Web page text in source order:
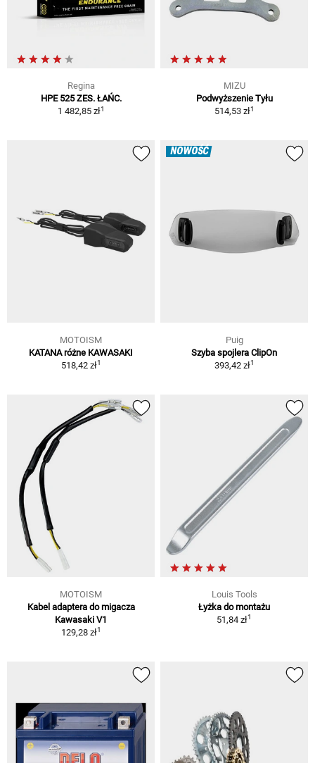
Regina
HPE 525 ZES. ŁAŃC.
1 482,85 zł1
MIZU
Podwyższenie Tyłu
514,53 zł1
MOTOISM
KATANA różne KAWASAKI
518,42 zł1
NOWOŚĆ
Puig
Szyba spojlera ClipOn
393,42 zł1
MOTOISM
Kabel adaptera do migacza
Kawasaki V1
129,28 zł1
Louis Tools
Łyżka do montażu
51,84 zł1